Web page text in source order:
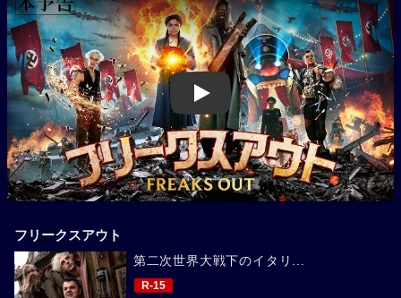
Play
フリークスアウト
第二次世界大戦下のイタリ...
R-15